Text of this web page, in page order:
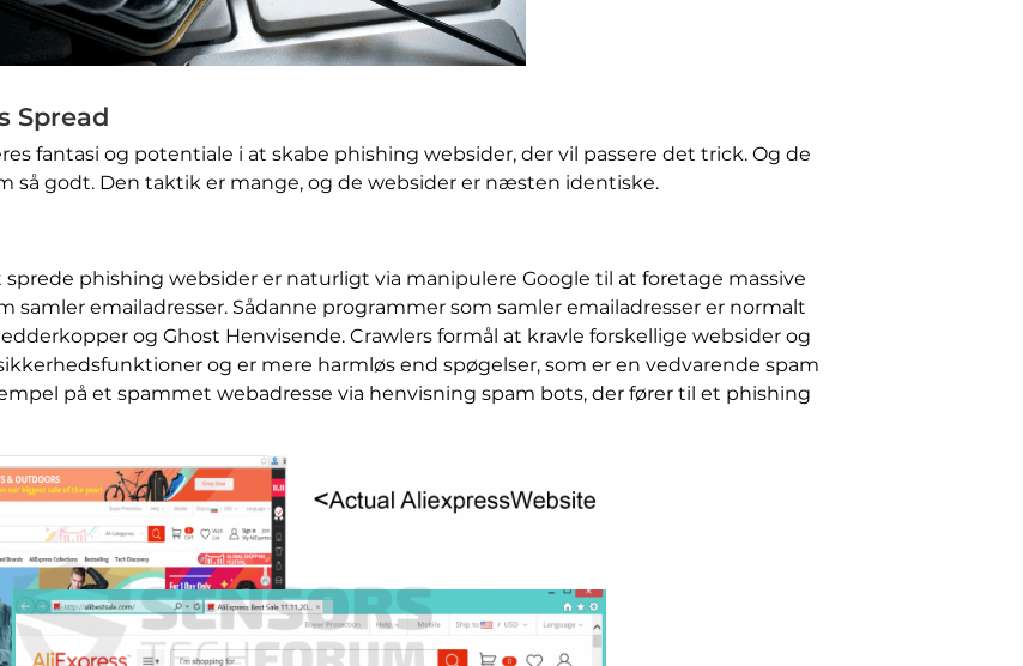
Spread
fantasi og potentiale i at skabe phishing websider, der vil passere det trick. Og de
så godt. Den taktik er mange, og de websider er næsten identiske.
phishing websider er naturligt via manipulere Google til at foretage massive
samler emailadresser. Sådanne programmer som samler emailadresser er normalt
og Ghost Henvisende. Crawlers formål at kravle forskellige websider og
og er mere harmløs end spøgelser, som er en vedvarende spam
på et spammet webadresse via henvisning spam bots, der fører til et phishing